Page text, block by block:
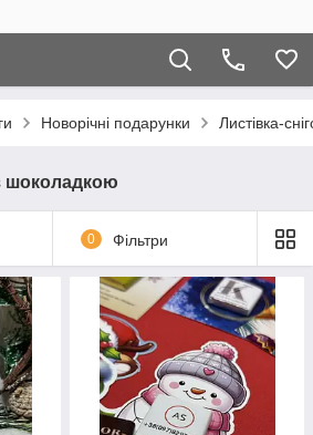
Новорічні подарунки Листівка-
шоколадкою
0 Фільтри